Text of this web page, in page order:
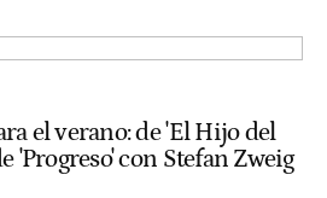
el verano: de 'El Hijo del
'Progreso' con Stefan Zweig